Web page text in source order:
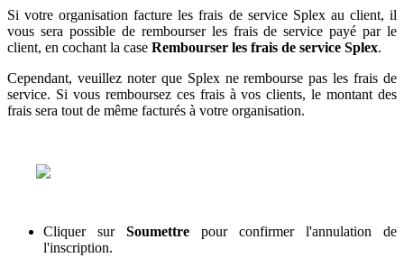
Si votre organisation facture les frais de service Splex au client, il
vous sera possible de rembourser les frais de service payé par le
client, en cochant la case Rembourser les frais de service Splex.
Cependant, veuillez noter que Splex ne rembourse pas les frais de
service. Si vous remboursez ces frais à vos clients, le montant des
frais sera tout de même facturés à votre organisation.
Cliquer sur Soumettre pour confirmer l'annulation
de
l'inscription.